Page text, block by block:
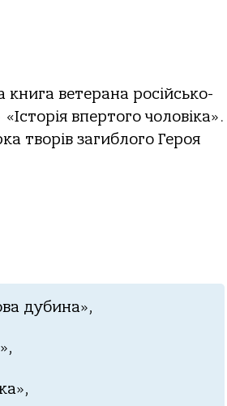
ветерана російсько-
впертого чоловіка».
творів загиблого Героя
дубина»,